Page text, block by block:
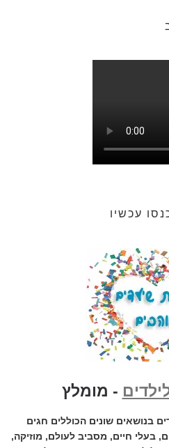
עכשיו
- מומלץ
בנושאים שונים הכוללים חגים
בעלי חיים, מסביב לעולם, מוזיקה,